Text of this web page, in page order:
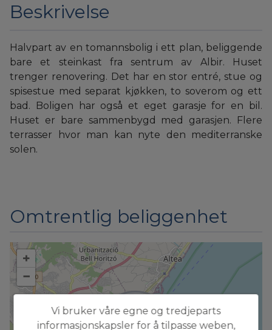
Beskrivelse
Halvpart av en tomannsbolig i ett plan, beliggende
bare et steinkast fra sentrum av Albir. Huset
trenger renovering. Det har en stor entré, stue og
spisestue med separat kjøkken, to soverom og ett
bad. Boligen har også et eget garasje for en bil.
Huset er bare sammenbygd med garasjen. Flere
terrasser hvor man kan nyte den mediterranske
solen.
Omtrentlig beliggenhet
+
−
Vi bruker våre egne og tredjeparts
informasjonskapsler for å tilpasse weben,